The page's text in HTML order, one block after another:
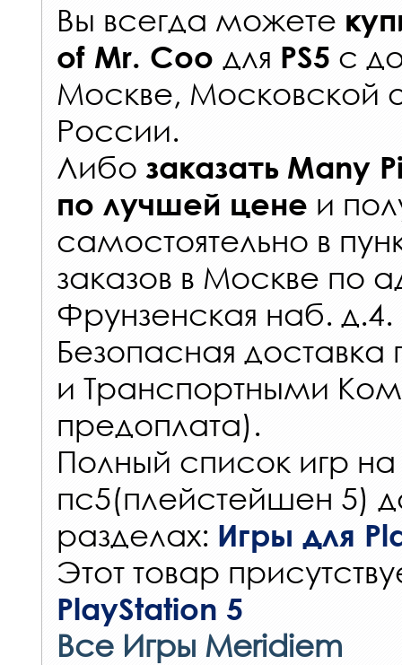
Вы всегда можете
of Mr. Coo для PS5 с
Москве, Московской
России.
Либо заказать Many
по лучшей цене и
самостоятельно в
заказов в Москве по
Фрунзенская наб. д.4.
Безопасная
и Транспортными
предоплата).
Полный список игр на
пс5(плейстейшен 5)
разделах: Игры для
Этот товар
PlayStation 5
Все Игры Meridiem